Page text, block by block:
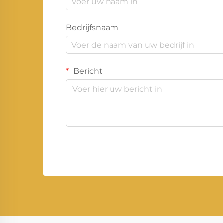
Bedrijfsnaam
Bericht